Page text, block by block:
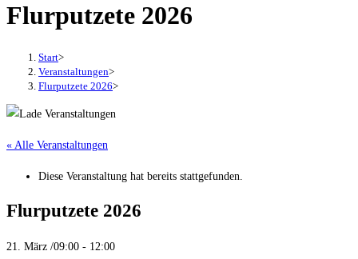
Flurputzete 2026
Start>
Veranstaltungen>
Flurputzete 2026>
« Alle Veranstaltungen
Diese Veranstaltung hat bereits stattgefunden.
Flurputzete 2026
21. März /09:00 - 12:00